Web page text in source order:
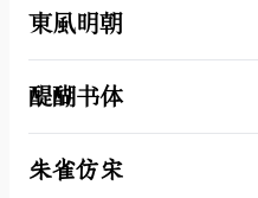
東風明朝
醍醐书体
朱雀仿宋